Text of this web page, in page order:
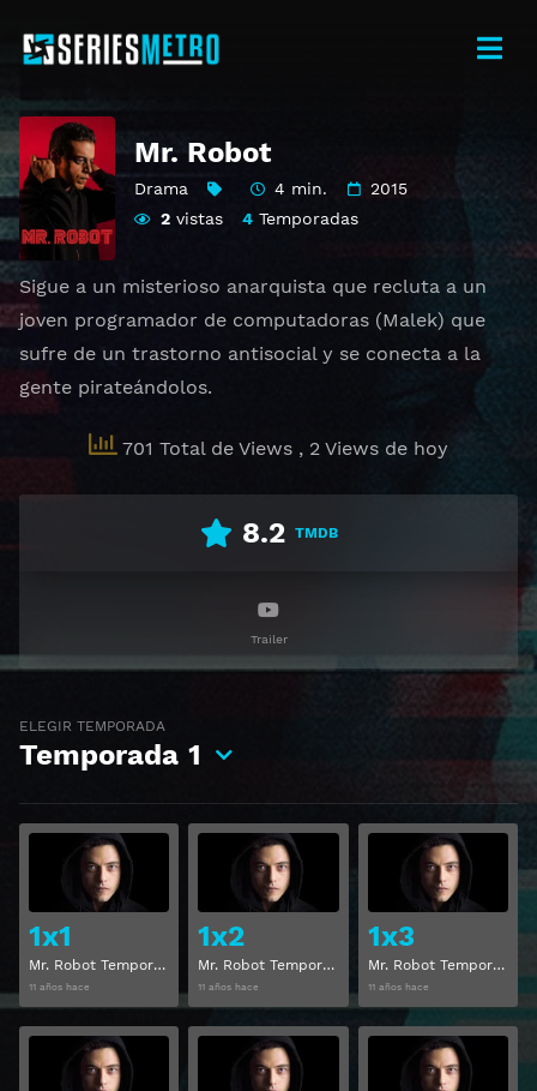
Mr. Robot
Drama 4 min.
2015
2 vistas 4 Temporadas
Sigue a un misterioso anarquista que recluta a un
joven programador de computadoras (Malek) que
sufre de un trastorno antisocial y se conecta a la
gente pirateándolos.
701 Total de Views , 2 Views de hoy
8.2 TMDB
Trailer
ELEGIR TEMPORADA
Temporada 1
1x1
Mr. Robot Temporada 1 Capitulo 1
11 años hace
1x2
Mr. Robot Temporada 1 Capitulo 2
11 años hace
1x3
Mr. Robot Temporada 1 Capitulo 3
11 años hace